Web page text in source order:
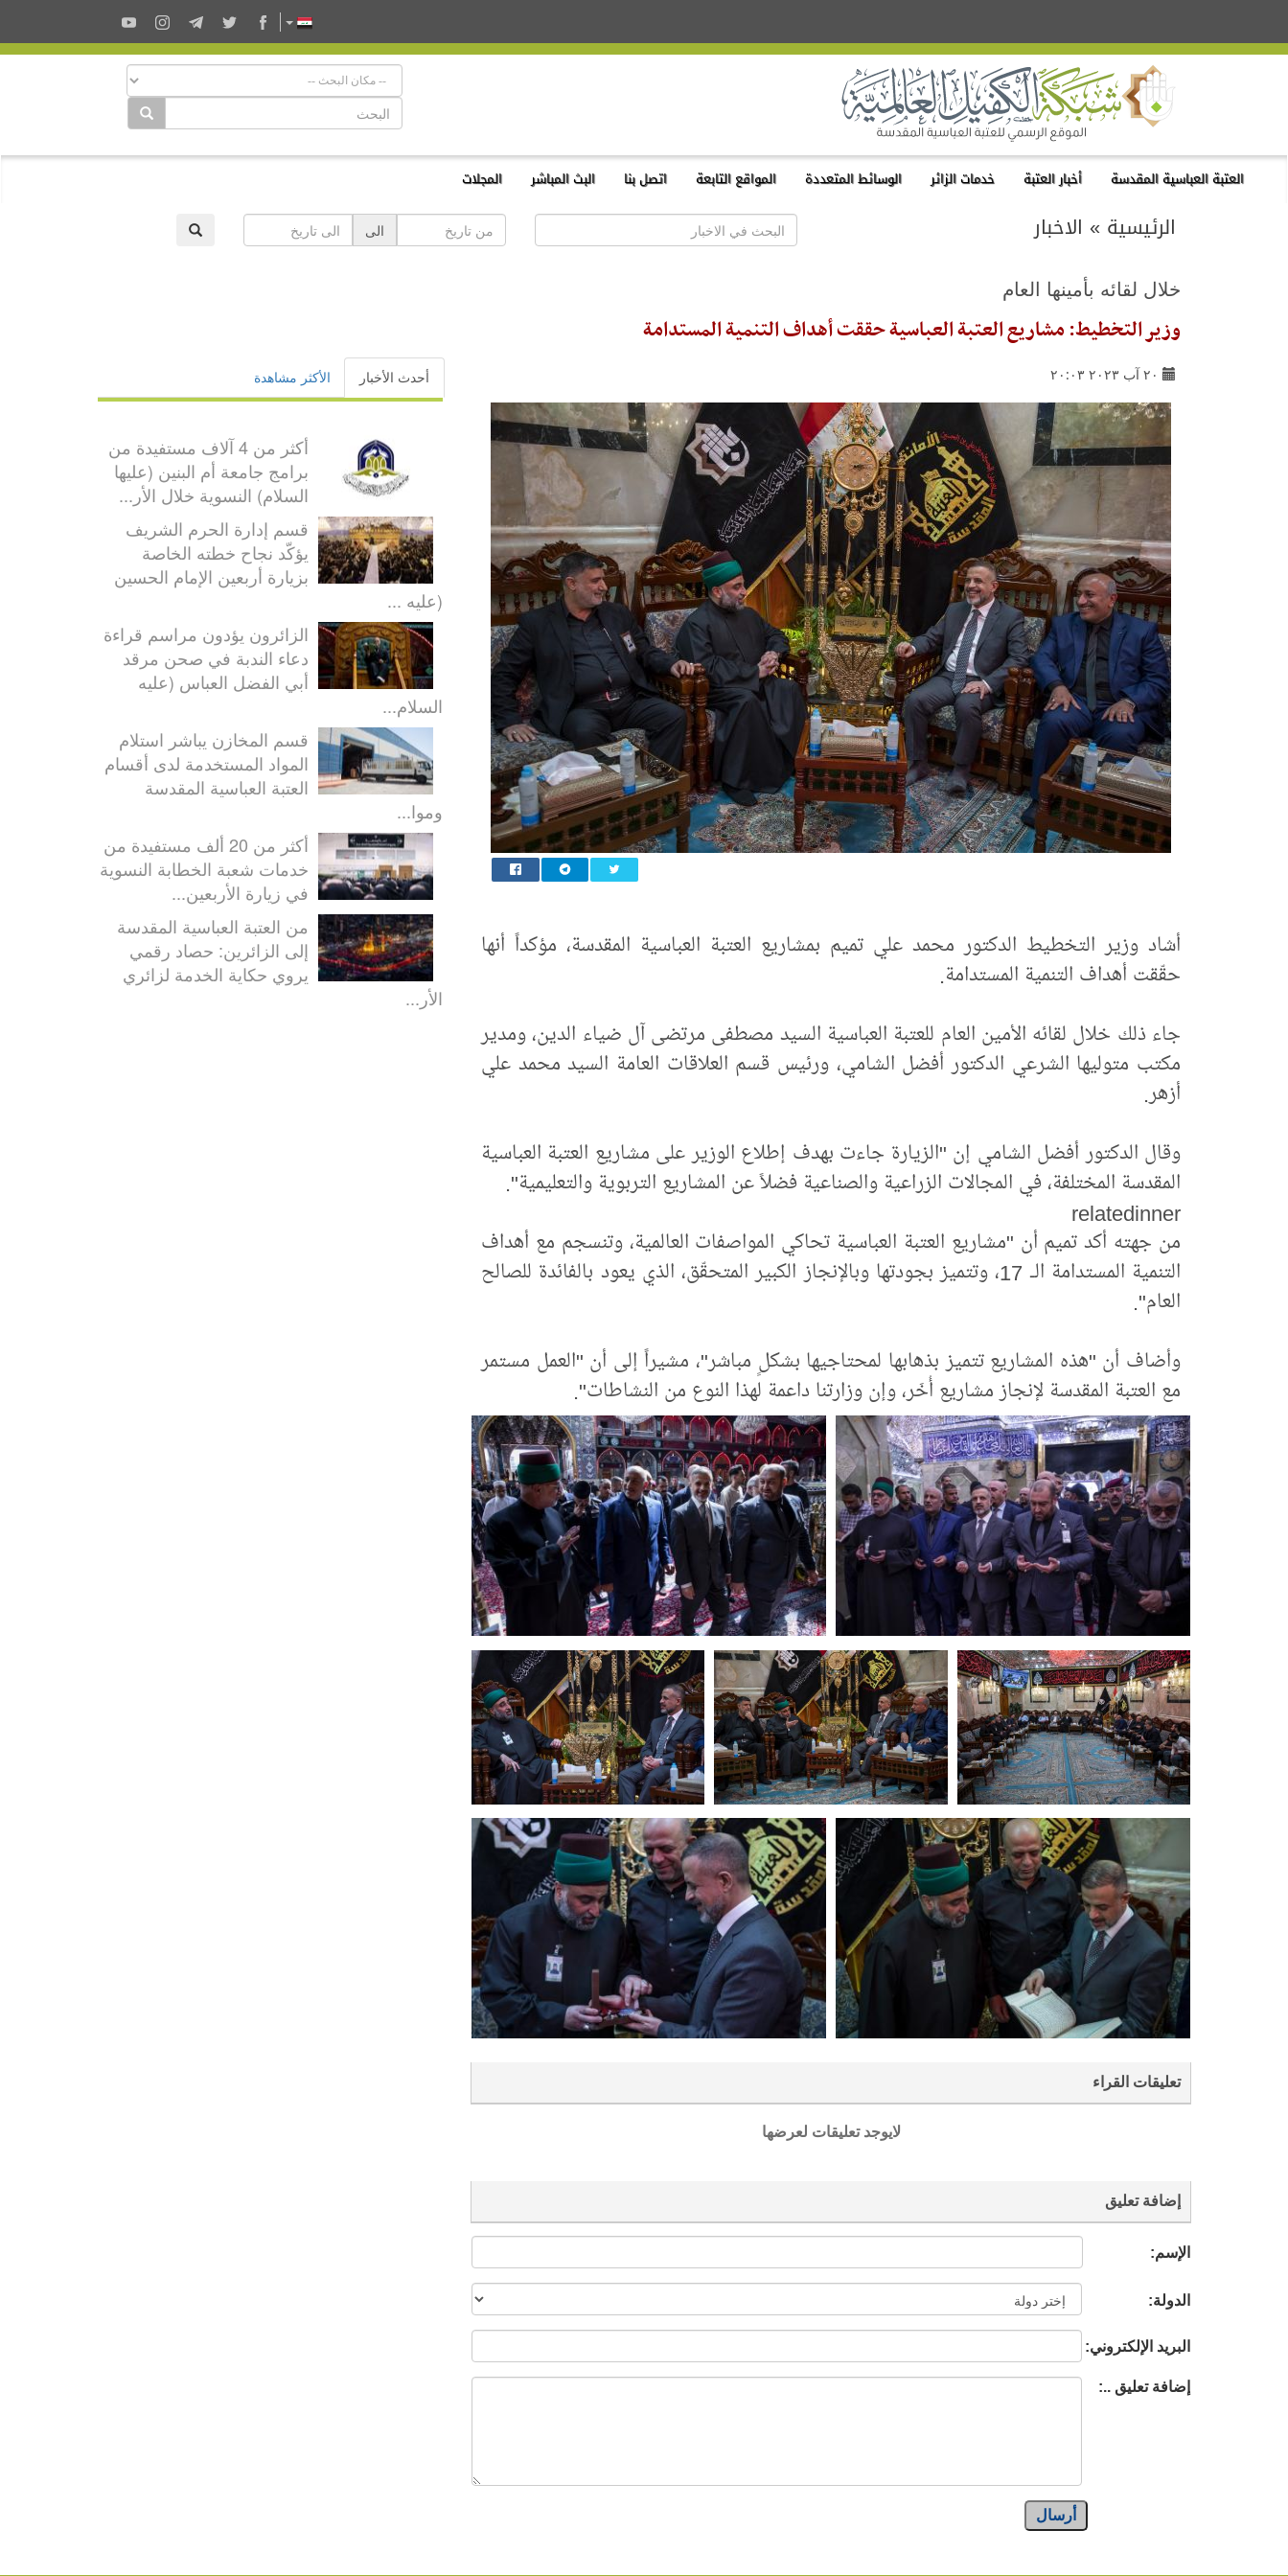
العتبة العباسية المقدسة أخبار العتبة خدمات الزائر الوسائط المتعددة المواقع التابعة اتصل بنا البث المباشر المجلات
الرئيسية » الاخبار الى
خلال لقائه بأمينها العام
وزير التخطيط: مشاريع العتبة العباسية حققت أهداف التنمية المستدامة
٢٠ آب ٢٠٢٣ ٢٠:٠٣
أشاد وزير التخطيط الدكتور محمد علي تميم بمشاريع العتبة العباسية المقدسة، مؤكداً أنها
حقّقت أهداف التنمية المستدامة.
جاء ذلك خلال لقائه الأمين العام للعتبة العباسية السيد مصطفى مرتضى آل ضياء الدين، ومدير
مكتب متوليها الشرعي الدكتور أفضل الشامي، ورئيس قسم العلاقات العامة السيد محمد علي
أزهر.
وقال الدكتور أفضل الشامي إن "الزيارة جاءت بهدف إطلاع الوزير على مشاريع العتبة العباسية
المقدسة المختلفة، في المجالات الزراعية والصناعية فضلاً عن المشاريع التربوية والتعليمية".
relatedinner
من جهته أكد تميم أن "مشاريع العتبة العباسية تحاكي المواصفات العالمية، وتنسجم مع أهداف
التنمية المستدامة الـ 17، وتتميز بجودتها وبالإنجاز الكبير المتحقّق، الذي يعود بالفائدة للصالح
العام".
وأضاف أن "هذه المشاريع تتميز بذهابها لمحتاجيها بشكلٍ مباشر"، مشيراً إلى أن "العمل مستمر
مع العتبة المقدسة لإنجاز مشاريع أُخَر، وإن وزارتنا داعمة لهذا النوع من النشاطات".
تعليقات القراء
لايوجد تعليقات لعرضها
إضافة تعليق
الإسم:
الدولة:
البريد الإلكتروني:
إضافة تعليق ..:
أرسال
أحدث الأخبار الأكثر مشاهدة
أكثر من 4 آلاف مستفيدة من
برامج جامعة أم البنين (عليها
السلام) النسوية خلال الأر...
قسم إدارة الحرم الشريف
يؤكّد نجاح خطته الخاصة
بزيارة أربعين الإمام الحسين
(عليه ...
الزائرون يؤدون مراسم قراءة
دعاء الندبة في صحن مرقد
أبي الفضل العباس (عليه
السلام...
قسم المخازن يباشر استلام
المواد المستخدمة لدى أقسام
العتبة العباسية المقدسة
وموا...
أكثر من 20 ألف مستفيدة من
خدمات شعبة الخطابة النسوية
في زيارة الأربعين...
من العتبة العباسية المقدسة
إلى الزائرين: حصاد رقمي
يروي حكاية الخدمة لزائري
الأر...